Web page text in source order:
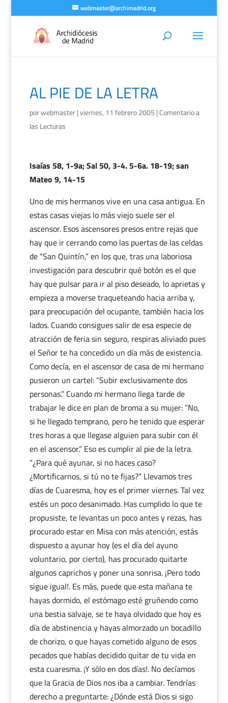
webmaster@archimadrid.org
AL PIE DE LA LETRA
porwebmaster|viernes, 11 febrero 2005 |Comentario a
las Lecturas
Isaías 58, 1-9a; Sal 50, 3-4. 5-6a. 18-19; san
Mateo 9, 14-15
Uno de mis hermanos vive en una casa antigua. En
estas casas viejas lo más viejo suele ser el
ascensor. Esos ascensores presos entre rejas que
hay que ir cerrando como las puertas de las celdas
de “San Quintín,” en los que, tras una laboriosa
investigación para descubrir qué botón es el que
hay que pulsar para ir al piso deseado, lo aprietas y
empieza a moverse traqueteando hacia arriba y,
para preocupación del ocupante, también hacia los
lados. Cuando consigues salir de esa especie de
atracción de feria sin seguro, respiras aliviado pues
el Señor te ha concedido un día más de existencia.
Como decía, en el ascensor de casa de mi hermano
pusieron un cartel: “Subir exclusivamente dos
personas.” Cuando mi hermano llega tarde de
trabajar le dice en plan de broma a su mujer: “No,
si he llegado temprano, pero he tenido que esperar
tres horas a que llegase alguien para subir con él
en el ascensor.” Eso es cumplir al pie de la letra.
“¿Para qué ayunar, si no haces caso?
¿Mortificarnos, si tú no te fijas?” Llevamos tres
días de Cuaresma, hoy es el primer viernes. Tal vez
estés un poco desanimado. Has cumplido lo que te
propusiste, te levantas un poco antes y rezas, has
procurado estar en Misa con más atención, estás
dispuesto a ayunar hoy (es el día del ayuno
voluntario, por cierto), has procurado quitarte
algunos caprichos y poner una sonrisa. ¡Pero todo
sigue igual!. Es más, puede que esta mañana te
hayas dormido, el estómago esté gruñendo como
una bestia salvaje, se te haya olvidado que hoy es
día de abstinencia y hayas almorzado un bocadillo
de chorizo, o que hayas cometido alguno de esos
pecados que habías decidido quitar de tu vida en
esta cuaresma. ¡Y sólo en dos días!. No decíamos
que la Gracia de Dios nos iba a cambiar. Tendrías
derecho a preguntarte: ¿Dónde está Dios si sigo